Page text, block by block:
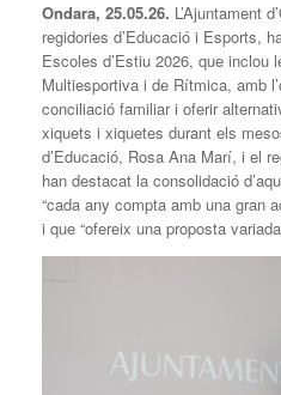
Ondara, 25.05.26. L’Ajuntament
regidories d’Educació i Esports,
Escoles d’Estiu 2026, que inclou
Multiesportiva i de Rítmica, amb
conciliació familiar i oferir
xiquets i xiquetes durant els
d’Educació, Rosa Ana Marí, i el
han destacat la consolidació
“cada any compta amb una gran
i que “ofereix una proposta